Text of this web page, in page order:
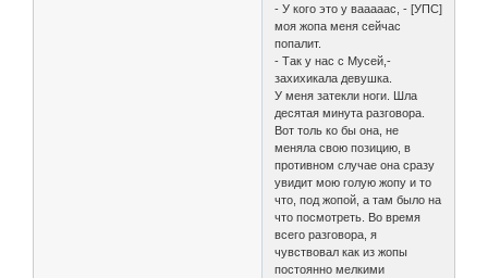
- У кого это у вааааас, - [УПС]
моя жопа меня сейчас
попалит.
- Так у нас с Мусей,-
захихикала девушка.
У меня затекли ноги. Шла
десятая минута разговора.
Вот толь ко бы она, не
меняла свою позицию, в
противном случае она сразу
увидит мою голую жопу и то
что, под жопой, а там было на
что посмотреть. Во время
всего разговора, я
чувствовал как из жопы
постоянно мелкими